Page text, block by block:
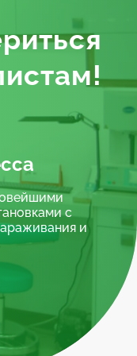
с
и